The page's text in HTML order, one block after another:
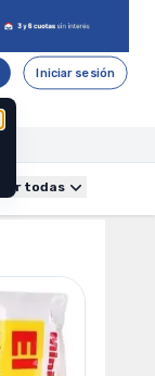
Iniciar sesión
Ver todas